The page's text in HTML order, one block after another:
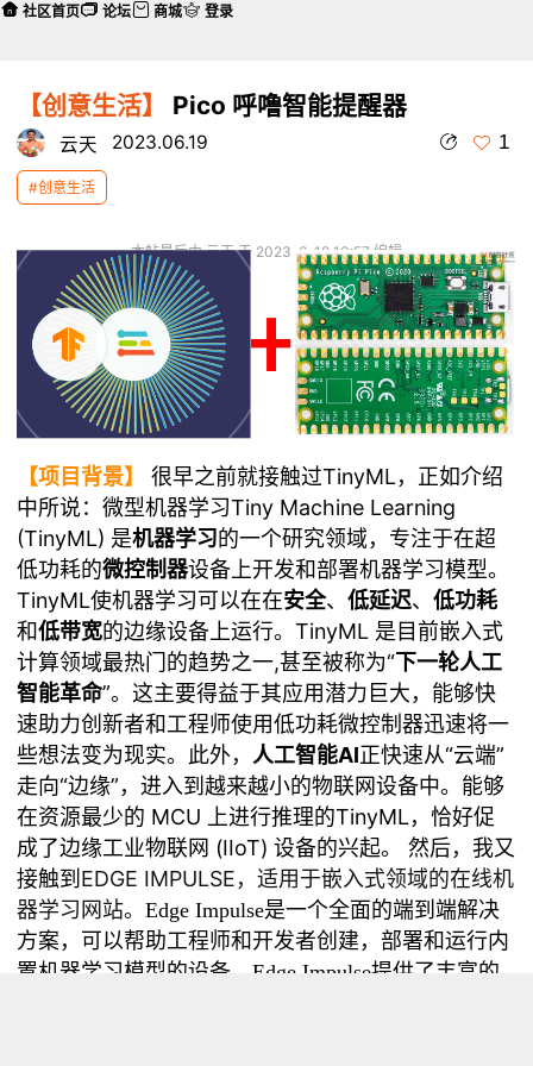
【创意生活】 Pico 呼噜智能提醒器
云天 2023.06.19 1
#创意生活
本帖最后由 云天 于 2023-6-19 10:57 编辑
【项目背景】
很早之前就接触过TinyML，正如介绍
中所说：微型机器学习Tiny Machine Learning
(TinyML) 是机器学习的一个研究领域，专注于在超
低功耗的微控制器设备上开发和部署机器学习模型。
TinyML使机器学习可以在在安全、低延迟、低功耗
和低带宽的边缘设备上运行。TinyML 是目前嵌入式
计算领域最热门的趋势之一,甚至被称为“下一轮人工
智能革命”。这主要得益于其应用潜力巨大，能够快
速助力创新者和工程师使用低功耗微控制器迅速将一
些想法变为现实。此外，人工智能AI正快速从“云端”
走向“边缘”，进入到越来越小的物联网设备中。能够
在资源最少的 MCU 上进行推理的TinyML，恰好促
成了边缘工业物联网 (IIoT) 设备的兴起。 然后，我又
接触到 EDGE IMPULSE，适用于嵌入式领域的在线机
器学习网站。Edge Impulse是一个全面的端到端解决
方案，可以帮助工程师和开发者创建，部署和运行内
置机器学习模型的设备。Edge Impulse提供了丰富的
社区首页 论坛 商城 登录